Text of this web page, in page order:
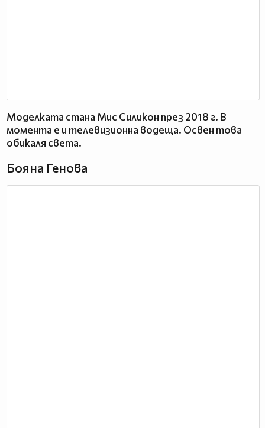
Моделката стана Мис Силикон през 2018 г. В
момента е и телевизионна водеща. Освен това
обикаля света.
Бояна Генова